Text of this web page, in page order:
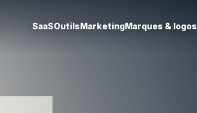
SaaSOutilsMarketingMarques & logos